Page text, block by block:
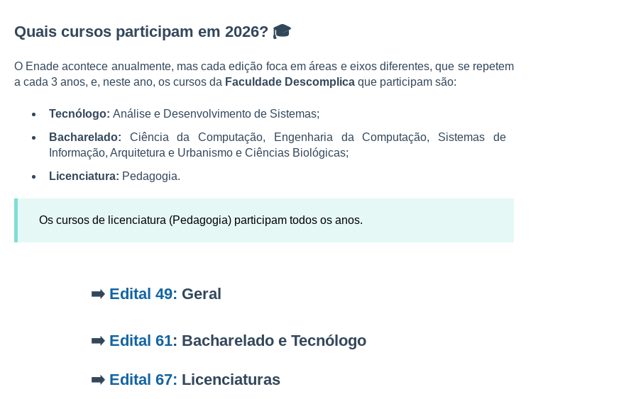
Quais cursos participam em 2026? 🎓
O Enade acontece anualmente, mas cada edição foca em áreas e eixos diferentes, que se repetem
a cada 3 anos, e, neste ano, os cursos da Faculdade Descomplicaque participam são:
Tecnólogo: Análise e Desenvolvimento de Sistemas;
Bacharelado: Ciência da Computação, Engenharia da Computação, Sistemas de
Informação, Arquitetura e Urbanismo e Ciências Biológicas;
Licenciatura: Pedagogia.
Os cursos de licenciatura (Pedagogia) participam todos os anos.
➡️ Edital 49: Geral
➡️ Edital 61: Bacharelado e Tecnólogo
➡️ Edital 67: Licenciaturas